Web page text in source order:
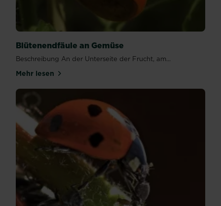
Blütenendfäule an Gemüse
Beschreibung An der Unterseite der Frucht, am...
Mehr lesenüber Blütenendfäule an Gemüse